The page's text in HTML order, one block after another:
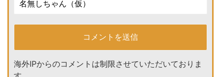
海外IPからのコメントは制限させていただいておりま